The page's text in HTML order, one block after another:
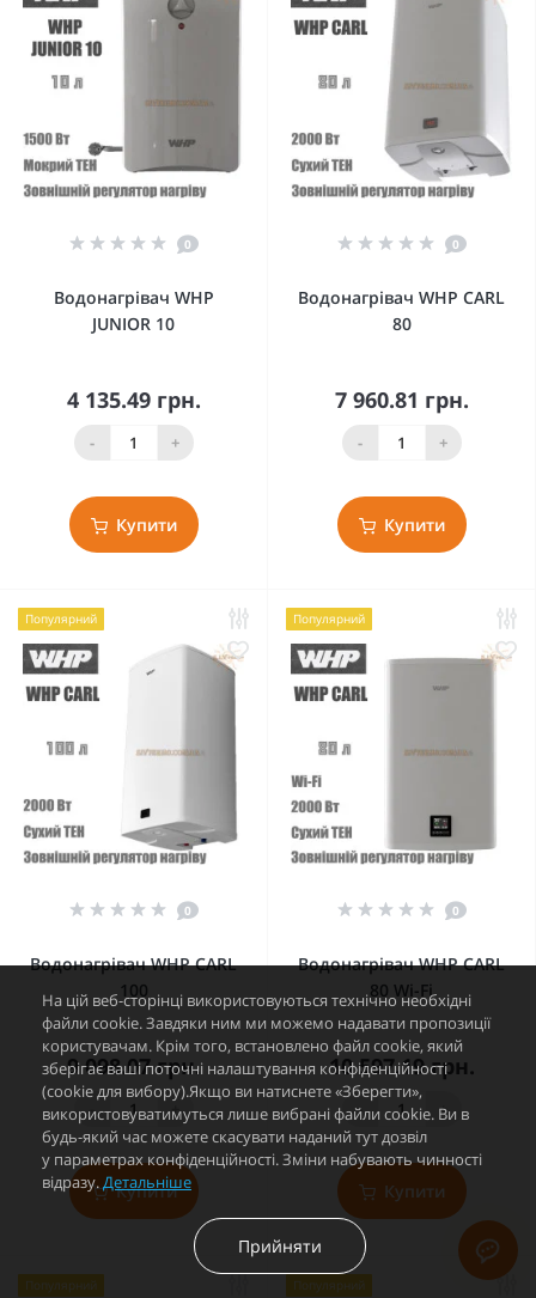
0
Водонагрівач WHP
JUNIOR 10
4 135.49 грн.
- +
Купити
0
Водонагрівач WHP CARL
80
7 960.81 грн.
- +
Купити
Популярний
0
Водонагрівач WHP CARL
100
9 098.07 грн.
- +
Купити
Популярний
0
Водонагрівач WHP CARL
80 Wi-Fi
10 597.19 грн.
- +
Купити
Популярний Популярний
На цій веб-сторінці використовуються технічно необхідні
файли cookie. Завдяки ним ми можемо надавати пропозиції
користувачам. Крім того, встановлено файл cookie, який
зберігає ваші поточні налаштування конфіденційності
(cookie для вибору).Якщо ви натиснете «Зберегти»,
використовуватимуться лише вибрані файли cookie. Ви в
будь-який час можете скасувати наданий тут дозвіл
у параметрах конфіденційності. Зміни набувають чинності
відразу.Детальніше
Прийняти